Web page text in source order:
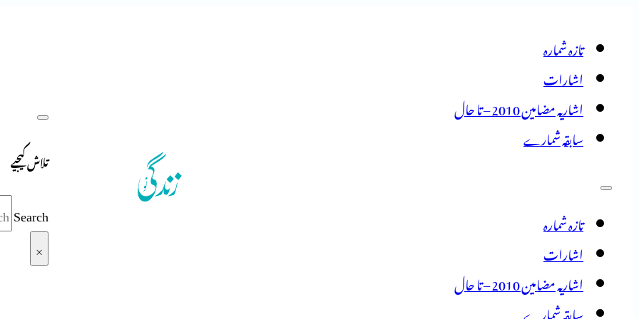
تازہ شمارہ
اشارات
اشاریہ مضامین 2010 – تا حال
سابقہ شمارے
تازہ شمارہ
اشارات
اشاریہ مضامین 2010 – تا حال
سابقہ شمارے
تلاش کیجیے
Search
×